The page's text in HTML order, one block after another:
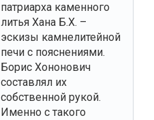
патриарха каменного
литья Хана Б.Х. –
эскизы камнелитейной
печи с пояснениями.
Борис Хононович
составлял их
собственной рукой.
Именно с такого